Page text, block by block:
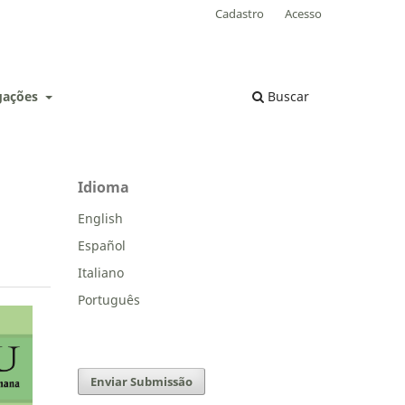
Buscar
Cadastro Acesso
Idioma
English
Español
Italiano
Português
Enviar Submissão